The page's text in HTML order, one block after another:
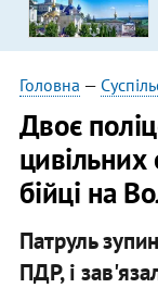
Головна —
Двоє
бійці на
Патруль
ПДР, і